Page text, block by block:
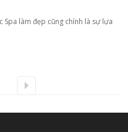
Spa làm đẹp cũng chính là sự lựa